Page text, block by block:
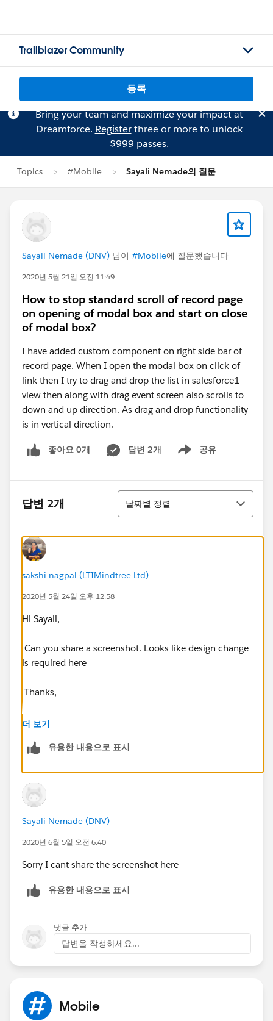
Trailblazer Community
등록
Bring your team and maximize your impact at
Dreamforce. Registerthree or more to unlock
$999 passes.
Topics #Mobile Sayali Nemade의 질문
Sayali Nemade (DNV) 님이 #Mobile에 질문했습니다
2020년 5월 21일 오전 11:49
How to stop standard scroll of record page
on opening of modal box and start on close
of modal box?
I have added custom component on right side bar of
record page. When I open the modal box on click of
link then I try to drag and drop the list in salesforce1
view then along with drag event screen also scrolls to
down and up direction. As drag and drop functionality
is in vertical direction.
좋아요 0개 답변 2개 공유
Show menu
답변 2개
정렬
날짜별 정렬
sakshi nagpal (LTIMindtree Ltd)
2020년 5월 24일 오후 12:58
Hi Sayali,
Can you share a screenshot. Looks like design change
is required here
Thanks,
Sakshi
더 보기
유용한 내용으로 표시
Sayali Nemade (DNV)
2020년 6월 5일 오전 6:40
Sorry I cant share the screenshot here
유용한 내용으로 표시
댓글 추가
답변을 작성하세요...
Mobile